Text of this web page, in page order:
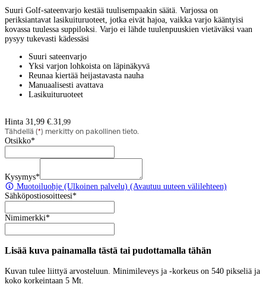
Suuri Golf-sateenvarjo kestää tuulisempaakin säätä. Varjossa on
periksiantavat lasikuituruoteet, jotka eivät hajoa, vaikka varjo kääntyisi
kovassa tuulessa suppiloksi. Varjo ei lähde tuulenpuuskien vietäväksi vaan
pysyy tukevasti kädessäsi
Suuri sateenvarjo
Yksi varjon lohkoista on läpinäkyvä
Reunaa kiertää heijastavasta nauha
Manuaalisesti avattava
Lasikuituruoteet
Hinta 31,99 €. 31 ,99
Tähdellä (*) merkitty on pakollinen tieto.
Otsikko*
Kysymys*
Muotoiluohje (Ulkoinen palvelu) (Avautuu uuteen välilehteen)
Sähköpostiosoitteesi*
Nimimerkki*
Lisää kuva painamalla tästä tai pudottamalla tähän
Kuvan tulee liittyä arvosteluun. Minimileveys ja -korkeus on 540 pikseliä ja
koko korkeintaan 5 Mt.